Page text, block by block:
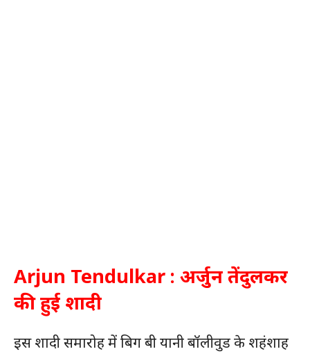
Arjun Tendulkar : अर्जुन तेंदुलकर
की हुई शादी
इस शादी समारोह में बिग बी यानी बॉलीवुड के शहंशाह